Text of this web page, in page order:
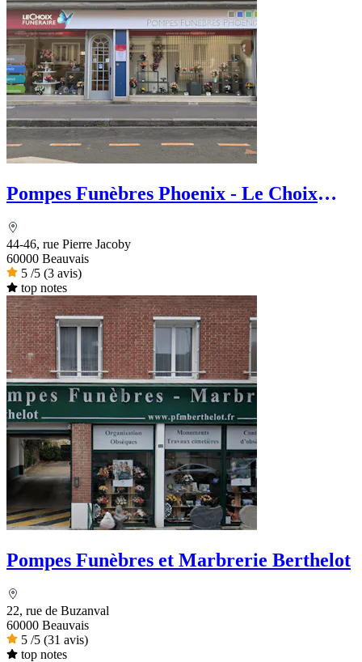
Pompes Funèbres Phoenix - Le Choix
44-46, rue Pierre Jacoby
60000 Beauvais
5 /5 (3 avis)
top notes
Pompes Funèbres et Marbrerie Berthelot
22, rue de Buzanval
60000 Beauvais
5 /5 (31 avis)
top notes